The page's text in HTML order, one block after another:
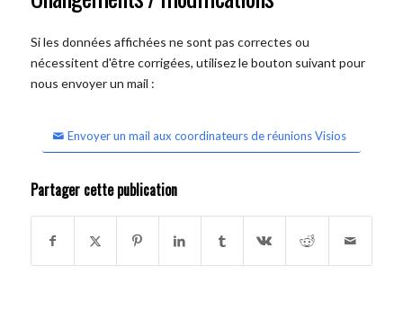
Si les données affichées ne sont pas correctes ou
nécessitent d'être corrigées, utilisez le bouton suivant pour
nous envoyer un mail :
Envoyer un mail aux coordinateurs de réunions Visios
Partager cette publication